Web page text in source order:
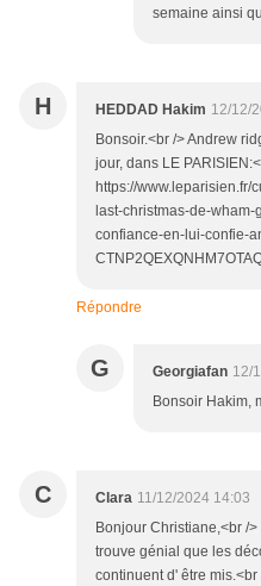
semaine ainsi
H HEDDAD Hakim 12/12/
Bonsoir.<br /> Andrew
jour, dans LE
https://
last-christmas-de-
confiance-en-lui-confie-
Répondre
G Georgiafan 12/
Bonsoir Hakim,
C Clara 11/12/2024 14:03
Bonjour Christiane,<br /
trouve génial que les
continuent d' être